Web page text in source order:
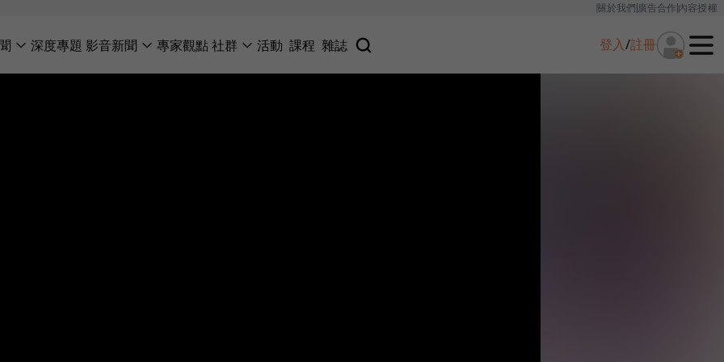
關於我們廣告合作內容授權
深度專題 影音新聞 專家觀點社群 活動 課程 雜誌 登入/註冊